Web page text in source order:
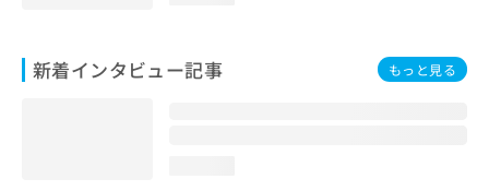
新着インタビュー記事 もっと見る